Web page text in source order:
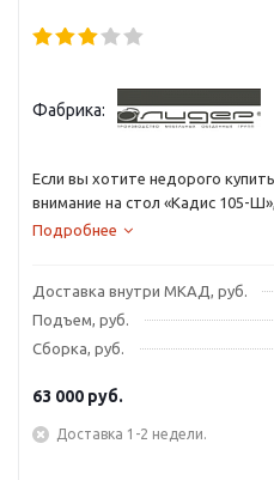
Фабрика:
Если вы хотите недорого
внимание на стол «Кадис 105-
классическом стиле.
Подробнее
Доставка внутри МКАД, руб.
Подъем, руб.
Сборка, руб.
63 000 руб.
Доставка 1-2 недели.